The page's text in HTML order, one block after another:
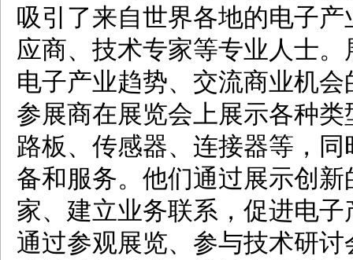
吸引了来自世界各地的电子
应商、技术专家等专业人士
电子产业趋势、交流商业机会
参展商在展览会上展示各种
路板、传感器、连接器等，
备和服务。他们通过展示创
家、建立业务联系，促进电
通过参观展览、参与技术研